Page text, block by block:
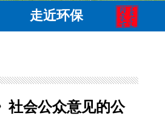
走近环保
社会公众意见的公